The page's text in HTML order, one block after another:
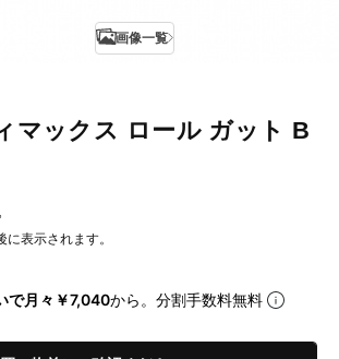
画像一覧
マックス ロール ガット B
表示されます。
で月々￥7,040から。分割手数料無料